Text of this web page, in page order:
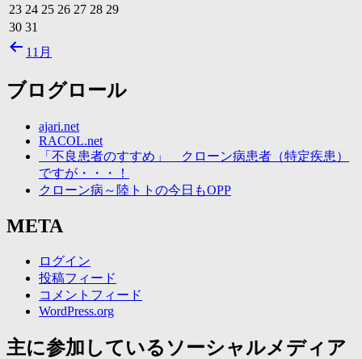
23 24 25 26 27 28 29
30 31
11月
ブログロール
ajari.net
RACOL.net
「不良患者のすすめ」 クローン病患者（特定疾患）
ですが・・・！
クローン病～陸トトの今日もOPP
META
ログイン
投稿フィード
コメントフィード
WordPress.org
主に参加しているソーシャルメディア